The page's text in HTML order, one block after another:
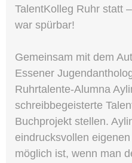
TalentKolleg Ruhr statt
war spürbar!
Gemeinsam mit dem
Essener
Ruhrtalente-Alumna
schreibbegeisterte
Buchprojekt stellen.
eindrucksvollen
möglich ist, wenn man